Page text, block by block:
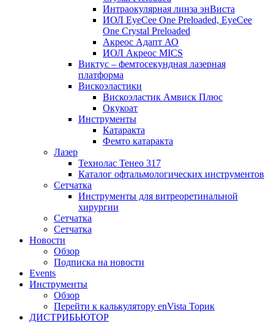
Интраокулярная линза энВиста
ИОЛ EyeCee One Preloaded, EyeCee
One Crystal Preloaded
Акреос Адапт АО
ИОЛ Акреос MICS
Виктус – фемтосекундная лазерная
платформа
Вискоэластики
Вискоэластик Амвиск Плюс
Окукоат
Инструменты
Катаракта
Фемто катаракта
Лазер
Технолас Тенео 317
Каталог офтальмологических инструментов
Сетчатка
Инструменты для витреоретинальной
хирургии
Сетчатка
Сетчатка
Новости
Обзор
Подписка на новости
Events
Инструменты
Обзор
Перейти к калькулятору enVista Торик
ДИСТРИБЬЮТОР